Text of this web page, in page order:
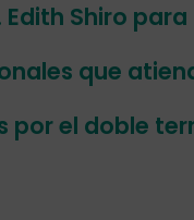
Shiro para
que
por el doble